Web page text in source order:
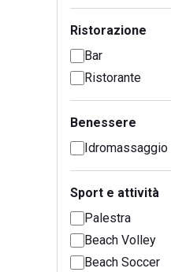
Ristorazione
Bar
Ristorante
Benessere
Idromassaggio
Sport e attività
Palestra
Beach Volley
Beach Soccer